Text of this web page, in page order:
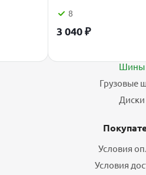
8
3 040₽
Шины
Грузовые
Диски
Условия
Условия